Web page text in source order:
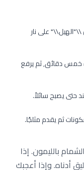
\\"الهيل\\" على نار
خمس دقائق, ثم يرفع
حتى يصبح سائلاً.
ثم يقدم مثلجًا.
بالليمون. إذا
أدناه. وإذا أعجبك